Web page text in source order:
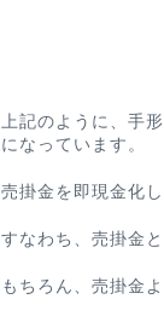
上記のように、手
になっています。
売掛金を即現金化
すなわち、売掛金
もちろん、売掛金